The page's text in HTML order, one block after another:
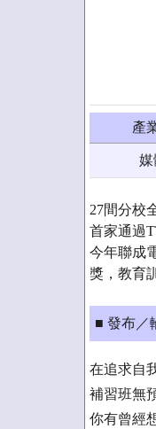
產
媒
27間分校
首家通過
今年聯成
獎，教育
■ 發布／
在追求自
補習班無
你有曾經